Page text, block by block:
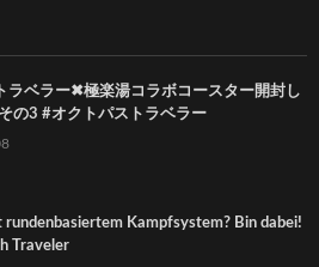
ラベラー✖︎極楽湯コラボコースター開封し
の3 #オクトパストラベラー
rundenbasiertem Kampfsystem? Bin dabei!
Traveler